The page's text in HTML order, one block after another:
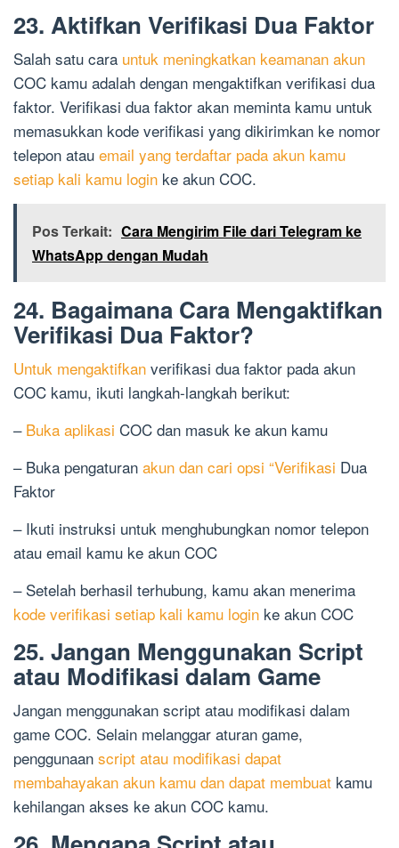
23. Aktifkan Verifikasi Dua Faktor
Salah satu cara untuk meningkatkan keamanan akun
COC kamu adalah dengan mengaktifkan verifikasi dua
faktor. Verifikasi dua faktor akan meminta kamu untuk
memasukkan kode verifikasi yang dikirimkan ke nomor
telepon atau email yang terdaftar pada akun kamu
setiap kali kamu login ke akun COC.
Pos Terkait: Cara Mengirim File dari Telegram ke
WhatsApp dengan Mudah
24. Bagaimana Cara Mengaktifkan
Verifikasi Dua Faktor?
Untuk mengaktifkan verifikasi dua faktor pada akun
COC kamu, ikuti langkah-langkah berikut:
– Buka aplikasi COC dan masuk ke akun kamu
– Buka pengaturan akun dan cari opsi “Verifikasi Dua
Faktor
– Ikuti instruksi untuk menghubungkan nomor telepon
atau email kamu ke akun COC
– Setelah berhasil terhubung, kamu akan menerima
kode verifikasi setiap kali kamu login ke akun COC
25. Jangan Menggunakan Script
atau Modifikasi dalam Game
Jangan menggunakan script atau modifikasi dalam
game COC. Selain melanggar aturan game,
penggunaan script atau modifikasi dapat
membahayakan akun kamu dan dapat membuat kamu
kehilangan akses ke akun COC kamu.